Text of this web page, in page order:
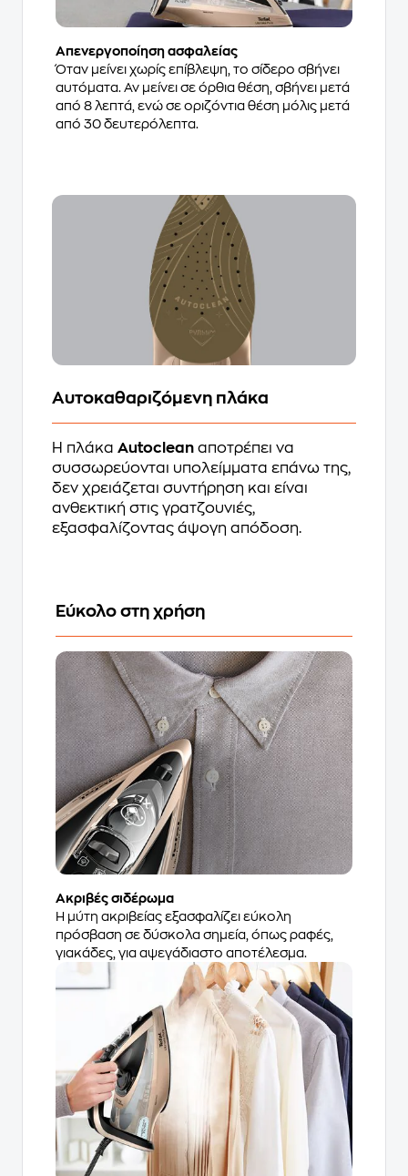
Απενεργοποίηση ασφαλείας
Όταν μείνει χωρίς επίβλεψη, το σίδερο σβήνει
αυτόματα. Αν μείνει σε όρθια θέση, σβήνει μετά
από 8 λεπτά, ενώ σε οριζόντια θέση μόλις μετά
από 30 δευτερόλεπτα.
Αυτοκαθαριζόμενη πλάκα
Η πλάκα Autoclean αποτρέπει να
συσσωρεύονται υπολείμματα επάνω της,
δεν χρειάζεται συντήρηση και είναι
ανθεκτική στις γρατζουνιές,
εξασφαλίζοντας άψογη απόδοση.
Εύκολο στη χρήση
Ακριβές σιδέρωμα
Η μύτη ακριβείας εξασφαλίζει εύκολη
πρόσβαση σε δύσκολα σημεία, όπως ραφές,
γιακάδες, για αψεγάδιαστο αποτέλεσμα.